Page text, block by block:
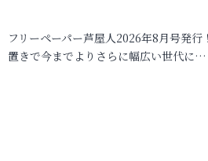
フリーペーパー芦屋人2026年8月号発
置きで今までよりさらに幅広い世代に…